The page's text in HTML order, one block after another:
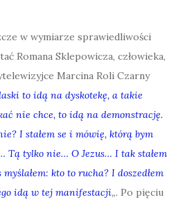
w wymiarze sprawiedliwości
Romana Sklepowicza, człowieka,
Marcina Roli Czarny
to idą na dyskotekę, a takie
nie chce, to idą na demonstrację.
I stałem se i mówię, którą bym
Tą tylko nie… O Jezus… I tak stałem
kto to rucha? I doszedłem
idą w tej manifestacji„. Po pięciu